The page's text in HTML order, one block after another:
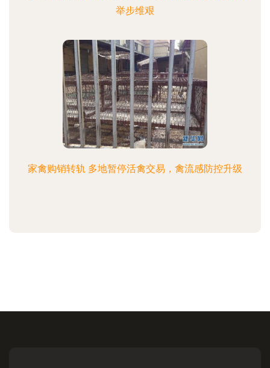
举步维艰
家禽购销转轨 多地暂停活禽交易，禽流感防控升级